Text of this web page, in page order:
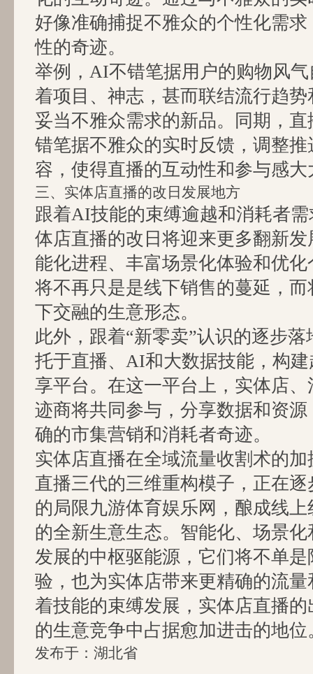
好像准确捕捉不雅众的个性化需
性的奇迹。
举例，AI不错笔据用户的购物风
着项目、神志，甚而联结流行趋
妥当不雅众需求的新品。同期，
错笔据不雅众的实时反馈，调整
容，使得直播的互动性和参与感大
三、实体店直播的改日发展地方
跟着AI技能的束缚逾越和消耗者
体店直播的改日将迎来更多翻新
能化进程、丰富场景化体验和优
将不再只是是线下销售的蔓延，
下交融的生意形态。
此外，跟着“新零卖”认识的逐步
托于直播、AI和大数据技能，构
享平台。在这一平台上，实体店
迹商将共同参与，分享数据和资
确的市集营销和消耗者奇迹。
实体店直播在全域流量收割术的
直播三代的三维重构模子，正在
的局限九游体育娱乐网，酿成线
的全新生意生态。智能化、场景
发展的中枢驱能源，它们将不单
验，也为实体店带来更精确的流
着技能的束缚发展，实体店直播
的生意竞争中占据愈加进击的地位
发布于：湖北省